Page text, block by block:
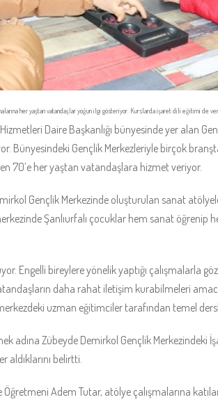
her yaştan vatandaşlar yoğun ilgi gösteriyor. Kurslarda işaret dili eğitimi de
Daire Başkanlığı bünyesinde yer alan
Bünyesindeki Gençlik Merkezleriyle birçok
70’e her yaştan vatandaşlara hizmet veriyor.
Gençlik Merkezinde oluşturulan sanat
Şanlıurfalı çocuklar hem sanat öğrenip
Engelli bireylere yönelik yaptığı çalışmalarla
daha rahat iletişim kurabilmeleri
uzman eğitimciler tarafından temel
adına Zübeyde Demirkol Gençlik Merkezindeki
aldıklarını belirtti.
Adem Tutar, atölye çalışmalarına